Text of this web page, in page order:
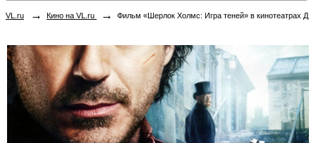
VL.ru → Кино на VL.ru → Фильм «Шерлок Холмс: Игра теней» в кинотеатрах Дальнегорска. Купить билеты!